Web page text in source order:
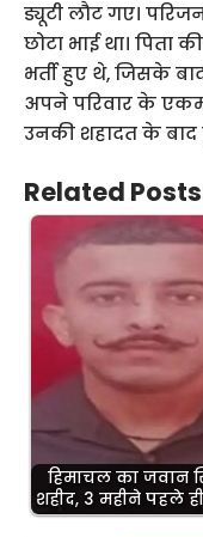
ड्यूटी लौट गए।
छोटा भाई था। पिता
भर्ती हुए थे, जिसके
अपने परिवार के
उनकी शहादत के बाद
Related
हिमाचल का जवान
शहीद, 3 महीने पहले ही